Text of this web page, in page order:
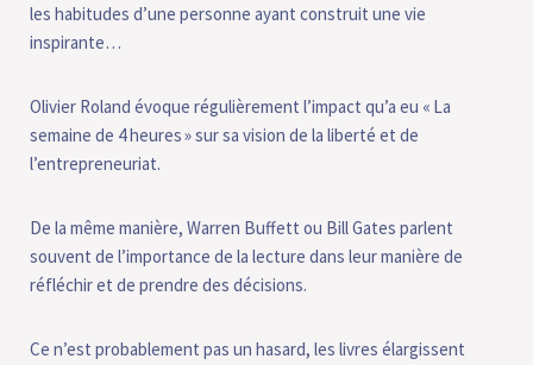
les habitudes d’une personne ayant construit une vie
inspirante…
Olivier Roland évoque régulièrement l’impact qu’a eu « La
semaine de 4 heures » sur sa vision de la liberté et de
l’entrepreneuriat.
De la même manière, Warren Buffett ou Bill Gates parlent
souvent de l’importance de la lecture dans leur manière de
réfléchir et de prendre des décisions.
Ce n’est probablement pas un hasard, les livres élargissent